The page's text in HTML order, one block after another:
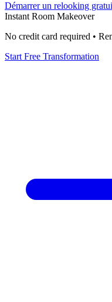
Démarrer un relooking
Instant Room Makeover
No credit card required •
Start Free Transformation